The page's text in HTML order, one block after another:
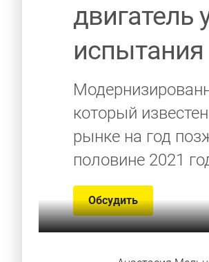
двигатель
испытания
который
рынке на год
половине 2021
Обсудить